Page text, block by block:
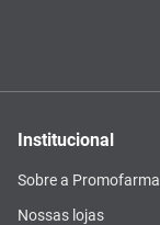
Institucional
Sobre a Promofarma
Nossas lojas